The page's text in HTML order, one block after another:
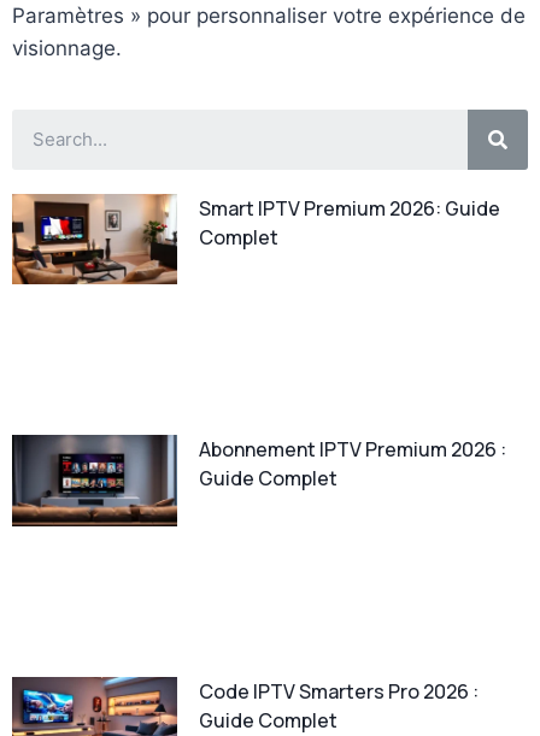
Paramètres » pour personnaliser votre expérience de
visionnage.
Smart IPTV Premium 2026: Guide
Complet
Abonnement IPTV Premium 2026 :
Guide Complet
Code IPTV Smarters Pro 2026 :
Guide Complet